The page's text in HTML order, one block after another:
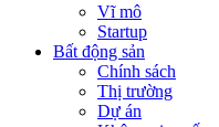
Vĩ mô
Startup
Bất động sản
Chính sách
Thị trường
Dự án